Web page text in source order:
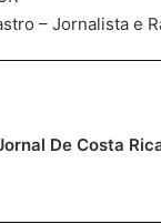
– Jornalista e
De Costa